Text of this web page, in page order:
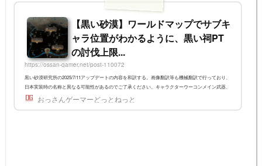
【黒い砂漠】ワールドマップでサブキ
ャラ位置がわかるように、黒い祠PT
の討伐上限...
https://ossan-gamer.net/post-110072
黒い砂漠研究所の2025/7/11アップデートの内容を和訳する。画像翻訳等も機械翻訳で行っており、
日本実装時の名称と異なる可能性があるのでご了承ください。キャラクターウーコンメイン武器、
解放狼藉者スキル使用時、移動中に敵が前方にあるならばすぐに攻撃に連携するように改善されま
おっさんゲーマーどっとねっと